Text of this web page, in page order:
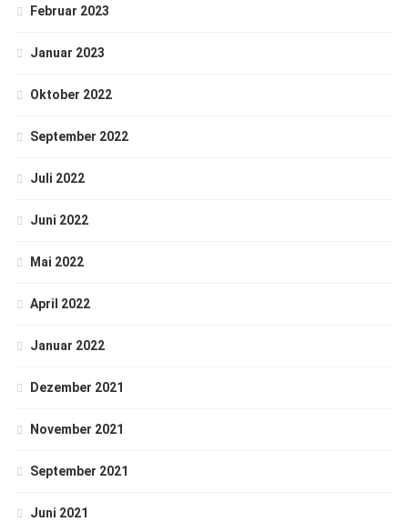
Februar 2023
Januar 2023
Oktober 2022
September 2022
Juli 2022
Juni 2022
Mai 2022
April 2022
Januar 2022
Dezember 2021
November 2021
September 2021
Juni 2021